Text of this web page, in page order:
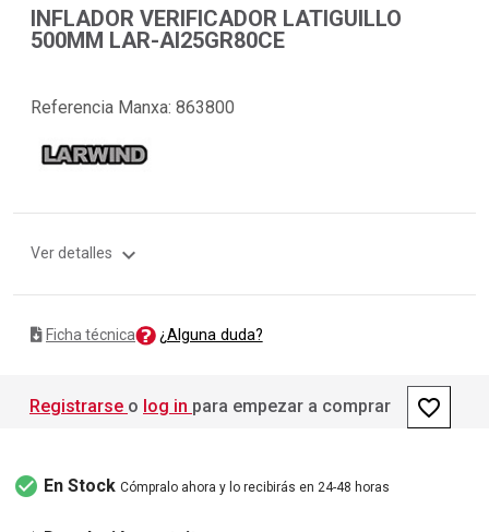
INFLADOR VERIFICADOR LATIGUILLO
500MM LAR-AI25GR80CE
Referencia Manxa: 863800
Ver detalles expand_more
Ficha técnica ¿Alguna duda?
Registrarse o log in para empezar a comprar favorite_border
check_circle En Stock Cómpralo ahora y lo recibirás en 24-48 horas